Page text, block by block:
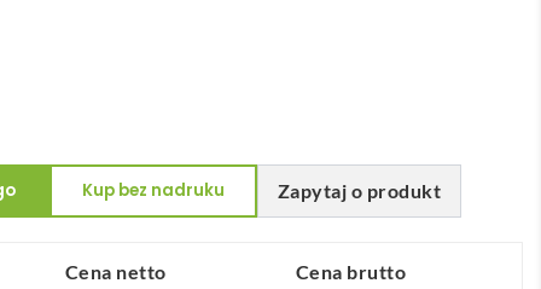
Zapytaj o produkt
Kup bez nadruku
Cena netto Cena brutto